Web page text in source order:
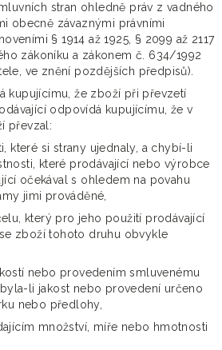
stran ohledně práv z vadného
obecně závaznými právními
§ 1914 až 1925, § 2099 až 2117
zákoníku a zákonem č. 634/1992
ve znění pozdějších předpisů).
kupujícímu, že zboží při převzetí
odpovídá kupujícímu, že v
převzal:
které si strany ujednaly, a chybí-li
které prodávající nebo výrobce
očekával s ohledem na povahu
jimi prováděné,
který pro jeho použití prodávající
zboží tohoto druhu obvykle
nebo provedením smluvenému
li jakost nebo provedení určeno
nebo předlohy,
množství, míře nebo hmotnosti